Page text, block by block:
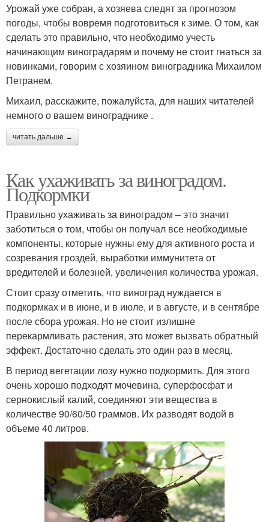
Урожай уже собран, а хозяева следят за прогнозом
погоды, чтобы вовремя подготовиться к зиме. О том, как
сделать это правильно, что необходимо учесть
начинающим виноградарям и почему не стоит гнаться за
новинками, говорим с хозяином виноградника Михаилом
Петранем.
Михаил, расскажите, пожалуйста, для наших читателей
немного о вашем винограднике .
читать дальше →
Как ухаживать за виноградом.
Подкормки
Правильно ухаживать за виноградом – это значит
заботиться о том, чтобы он получал все необходимые
компоненты, которые нужны ему для активного роста и
созревания гроздей, выработки иммунитета от
вредителей и болезней, увеличения количества урожая.
Стоит сразу отметить, что виноград нуждается в
подкормках и в июне, и в июле, и в августе, и в сентябре
после сбора урожая. Но не стоит излишне
перекармливать растения, это может вызвать обратный
эффект. Достаточно сделать это один раз в месяц.
В период вегетации лозу нужно подкормить. Для этого
очень хорошо подходят мочевина, суперфосфат и
сернокислый калий, соединяют эти вещества в
количестве 90/60/50 граммов. Их разводят водой в
объеме 40 литров.